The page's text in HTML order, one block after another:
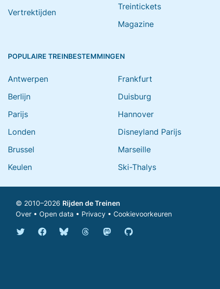
Vertrektijden
Treintickets
Magazine
POPULAIRE TREINBESTEMMINGEN
Antwerpen
Berlijn
Parijs
Londen
Brussel
Keulen
Frankfurt
Duisburg
Hannover
Disneyland Parijs
Marseille
Ski-Thalys
© 2010–2026 Rijden de Treinen
Over • Open data • Privacy • Cookievoorkeuren